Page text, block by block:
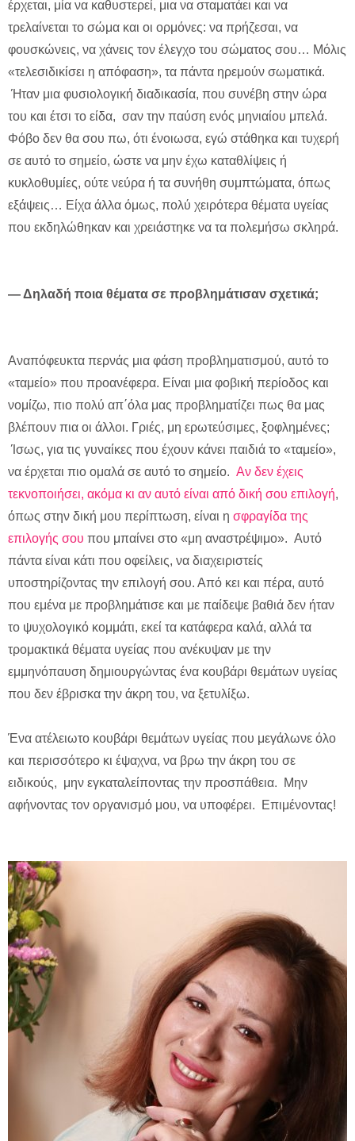
έρχεται, μία να καθυστερεί, μια να σταματάει και να
τρελαίνεται το σώμα και οι ορμόνες: να πρήζεσαι, να
φουσκώνεις, να χάνεις τον έλεγχο του σώματος σου… Μόλις
«τελεσιδικίσει η απόφαση», τα πάντα ηρεμούν σωματικά.
Ήταν μια φυσιολογική διαδικασία, που συνέβη στην ώρα
του και έτσι το είδα, σαν την παύση ενός μηνιαίου μπελά.
Φόβο δεν θα σου πω, ότι ένοιωσα, εγώ στάθηκα και τυχερή
σε αυτό το σημείο, ώστε να μην έχω καταθλίψεις ή
κυκλοθυμίες, ούτε νεύρα ή τα συνήθη συμπτώματα, όπως
εξάψεις… Είχα άλλα όμως, πολύ χειρότερα θέματα υγείας
που εκδηλώθηκαν και χρειάστηκε να τα πολεμήσω σκληρά.
— Δηλαδή ποια θέματα σε προβλημάτισαν σχετικά;
Αναπόφευκτα περνάς μια φάση προβληματισμού, αυτό το
«ταμείο» που προανέφερα. Είναι μια φοβική περίοδος και
νομίζω, πιο πολύ απ΄όλα μας προβληματίζει πως θα μας
βλέπουν πια οι άλλοι. Γριές, μη ερωτεύσιμες, ξοφλημένες;
Ίσως, για τις γυναίκες που έχουν κάνει παιδιά το «ταμείο»,
να έρχεται πιο ομαλά σε αυτό το σημείο. Αν δεν έχεις
τεκνοποιήσει, ακόμα κι αν αυτό είναι από δική σου επιλογή,
όπως στην δική μου περίπτωση, είναι η σφραγίδα της
επιλογής σου που μπαίνει στο «μη αναστρέψιμο». Αυτό
πάντα είναι κάτι που οφείλεις, να διαχειριστείς
υποστηρίζοντας την επιλογή σου. Από κει και πέρα, αυτό
που εμένα με προβλημάτισε και με παίδεψε βαθιά δεν ήταν
το ψυχολογικό κομμάτι, εκεί τα κατάφερα καλά, αλλά τα
τρομακτικά θέματα υγείας που ανέκυψαν με την
εμμηνόπαυση δημιουργώντας ένα κουβάρι θεμάτων υγείας
που δεν έβρισκα την άκρη του, να ξετυλίξω.
Ένα ατέλειωτο κουβάρι θεμάτων υγείας που μεγάλωνε όλο
και περισσότερο κι έψαχνα, να βρω την άκρη του σε
ειδικούς, μην εγκαταλείποντας την προσπάθεια. Μην
αφήνοντας τον οργανισμό μου, να υποφέρει. Επιμένοντας!